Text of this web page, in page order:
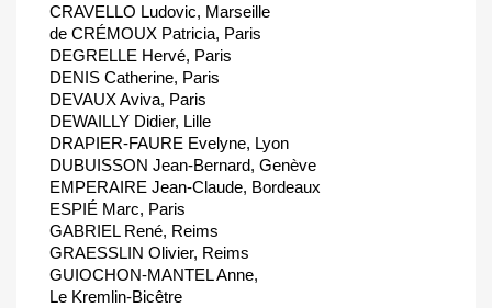
CRAVELLO Ludovic, Marseille
de CRÉMOUX Patricia, Paris
DEGRELLE Hervé, Paris
DENIS Catherine, Paris
DEVAUX Aviva, Paris
DEWAILLY Didier, Lille
DRAPIER-FAURE Evelyne, Lyon
DUBUISSON Jean-Bernard, Genève
EMPERAIRE Jean-Claude, Bordeaux
ESPIÉ Marc, Paris
GABRIEL René, Reims
GRAESSLIN Olivier, Reims
GUIOCHON-MANTEL Anne,
Le Kremlin-Bicêtre